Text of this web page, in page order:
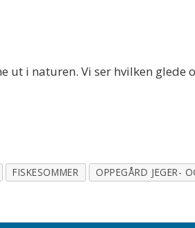
ut i naturen. Vi ser hvilken
FISKESOMMER OPPEGÅRD JEGER-